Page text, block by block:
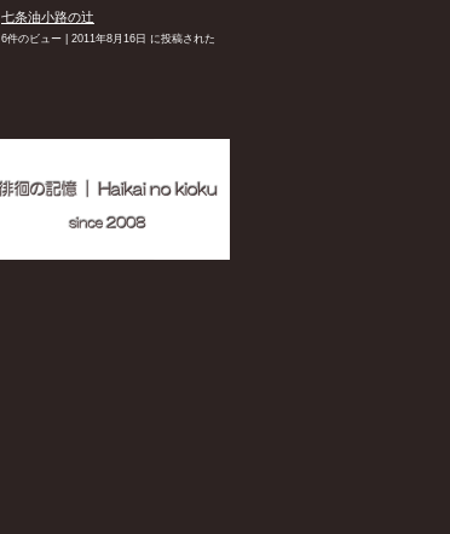
七条油小路の辻
6件のビュー 2011年8月16日 に投稿された